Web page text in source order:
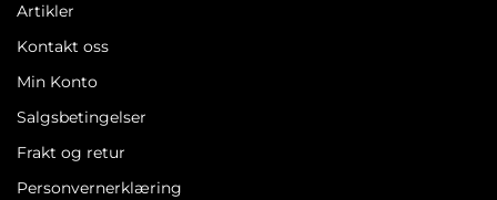
Artikler
Kontakt oss
Min Konto
Salgsbetingelser
Frakt og retur
Personvernerklæring